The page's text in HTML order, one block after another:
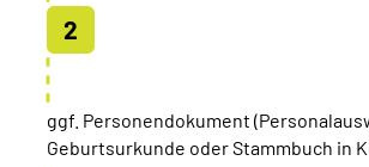
ggf. Personendokument
Geburtsurkunde oder Stammbuch in